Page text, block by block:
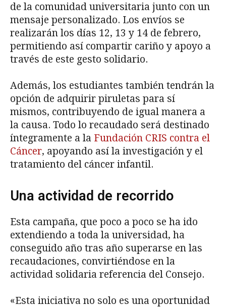
de la comunidad universitaria junto con un
mensaje personalizado. Los envíos se
realizarán los días 12, 13 y 14 de febrero,
permitiendo así compartir cariño y apoyo a
través de este gesto solidario.
Además, los estudiantes también tendrán la
opción de adquirir piruletas para sí
mismos, contribuyendo de igual manera a
la causa. Todo lo recaudado será destinado
íntegramente a la Fundación CRIS contra el
Cáncer, apoyando así la investigación y el
tratamiento del cáncer infantil.
Una actividad de recorrido
Esta campaña, que poco a poco se ha ido
extendiendo a toda la universidad, ha
conseguido año tras año superarse en las
recaudaciones, convirtiéndose en la
actividad solidaria referencia del Consejo.
«Esta iniciativa no solo es una oportunidad